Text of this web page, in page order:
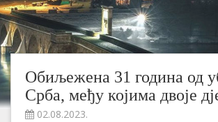
Обиљежена 31 година од
Срба, међу којима двоје
02.08.2023.